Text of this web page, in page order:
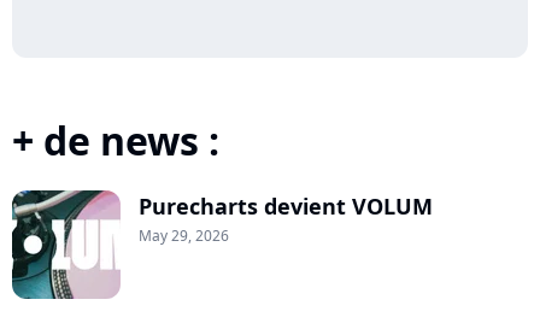
+ de news :
Purecharts devient VOLUM
May 29, 2026